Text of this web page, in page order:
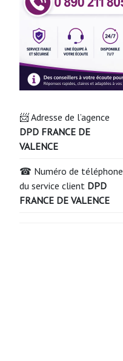
📨 Adresse de l’agence
DPD FRANCE DE
VALENCE
☎ Numéro de téléphone
du service client DPD
FRANCE DE VALENCE